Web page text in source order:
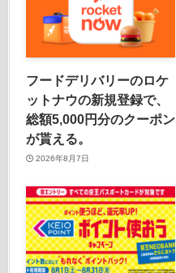
フードデリバリーのロケ
ットナウの新規登録で、
総額5,000円分のクーポン
が貰える。
2026年8月7日